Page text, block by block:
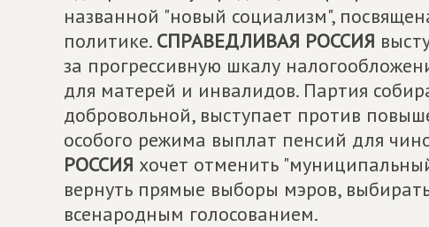
названной "новый социализм",
политике. СПРАВЕДЛИВАЯ РОССИЯ
за прогрессивную шкалу
для матерей и инвалидов. Партия
добровольной, выступает против
особого режима выплат пенсий для
РОССИЯ хочет отменить
вернуть прямые выборы мэров,
всенародным голосованием.